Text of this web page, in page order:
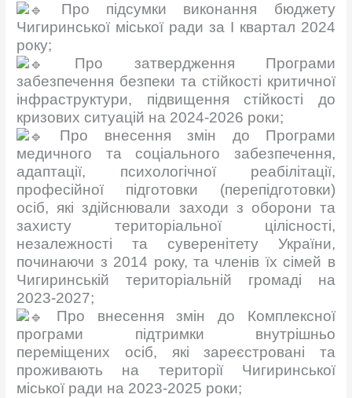
Про підсумки виконання бюджету
Чигиринської міської ради за І квартал 2024
року;
Про затвердження Програми
забезпечення безпеки та стійкості критичної
інфраструктури, підвищення стійкості до
кризових ситуацій на 2024-2026 роки;
Про внесення змін до Програми
медичного та соціального забезпечення,
адаптації, психологічної реабілітації,
професійної підготовки (перепідготовки)
осіб, які здійснювали заходи з оборони та
захисту територіальної цілісності,
незалежності та суверенітету України,
починаючи з 2014 року, та членів їх сімей в
Чигиринській територіальній громаді на
2023-2027;
Про внесення змін до Комплексної
програми підтримки внутрішньо
переміщених осіб, які зареєстровані та
проживають на території Чигиринської
міської ради на 2023-2025 роки;